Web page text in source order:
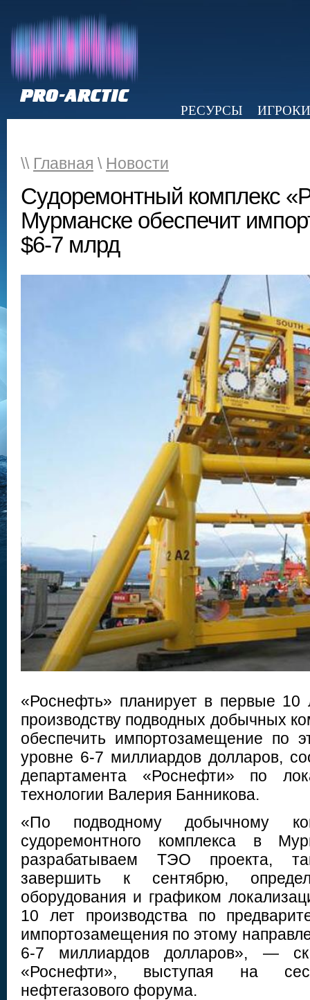
РЕСУРСЫ
ИГРОКИ
\\ Главная \ Новости
Cудоремонтный комплекс
Мурманске обеспечит
$6-7 млрд
«Роснефть» планирует в первые 10
производству подводных добычных
обеспечить импортозамещение по
уровне 6-7 миллиардов долларов,
департамента «Роснефти» по
технологии Валерия Банникова.
«По подводному добычному
судоремонтного комплекса в
разрабатываем ТЭО проекта,
завершить к сентябрю,
оборудования и графиком
10 лет производства по
импортозамещения по этому
6-7 миллиардов долларов», —
«Роснефти», выступая на
нефтегазового форума.